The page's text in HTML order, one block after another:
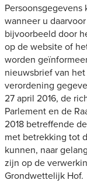
wanneer u
bijvoorbeeld door
op de website of
worden
nieuwsbrief van
verordening
27 april 2016, de
Parlement en de
2018 betreffende
met betrekking tot
kunnen, naar
zijn op de
Grondwettelijk Hof.